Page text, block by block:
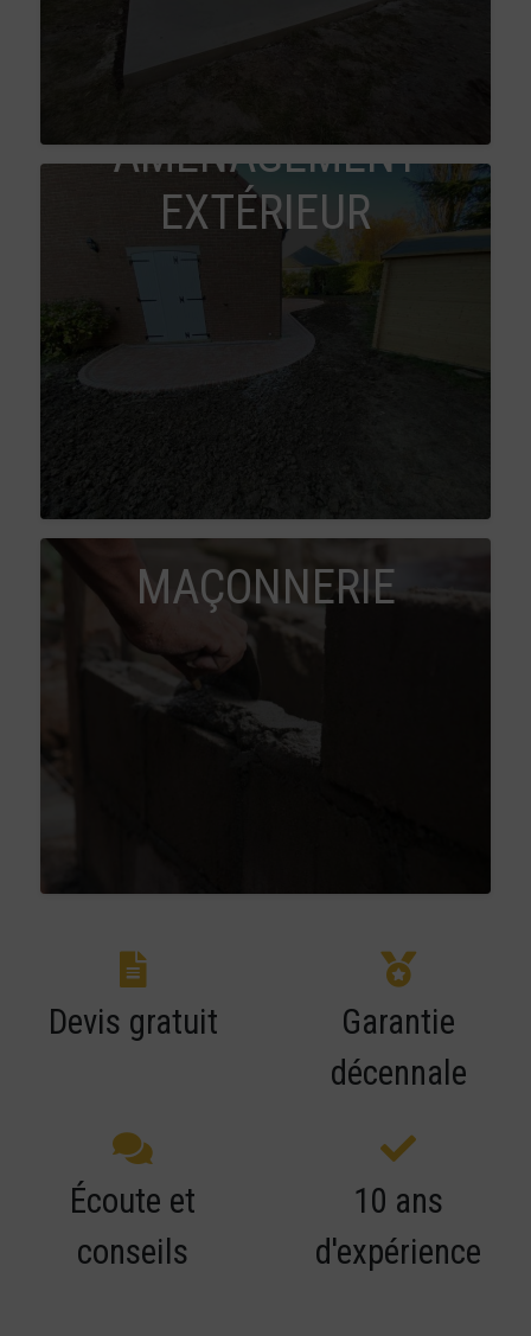
AMÉNAGEMENT
EXTÉRIEUR
MAÇONNERIE
Devis gratuit
Garantie
décennale
Écoute et
conseils
10 ans
d'expérience